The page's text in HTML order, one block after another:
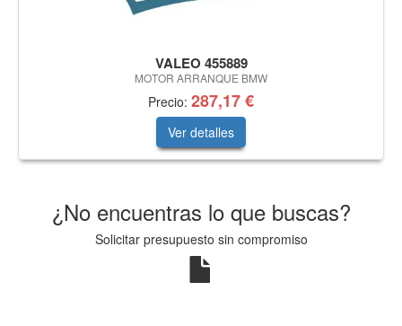
VALEO 455889
MOTOR ARRANQUE BMW
Precio: 287,17 €
Ver detalles
¿No encuentras lo que buscas?
Solicitar presupuesto sin compromiso